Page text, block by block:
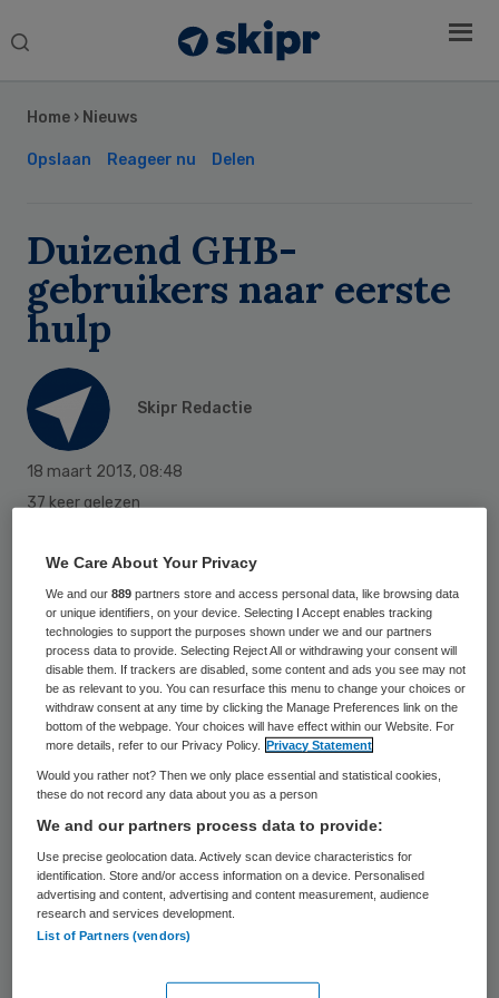
Search
Home › Nieuws
Opslaan Reageer nu Delen
Duizend GHB-
gebruikers naar eerste
hulp
Skipr Redactie
18 maart 2013, 08:48
37 keer gelezen
Ongeveer duizend mensen hebben zich in
2011 na gebruik van de drug GHB op de
spoedeisende hulp laten behandelen. Dat
aantal is ongeveer gelijk gebleven ten
opzichte van het jaar daarvoor, maar wel
meer dan een verdubbeling ten opzichte
van 2005. Dat blijkt uit maandag naar
buiten gebrachte cijfers van VeiligheidNL.
Als ook het aantal mensen wordt
meegenomen dat GHB heeft gebruikt uit
zelfbeschadiging, een zelfmoordpoging
1200 slachtoffers.
Sidebar
We Care About Your Privacy
We and our889 partners store and access personal data, like browsing data
or unique identifiers, on your device. Selecting I Accept enables tracking
technologies to support the purposes shown under we and our partners
process data to provide. Selecting Reject All or withdrawing your consent will
disable them. If trackers are disabled, some content and ads you see may not
be as relevant to you. You can resurface this menu to change your choices or
withdraw consent at any time by clicking the Manage Preferences link on the
bottom of the webpage. Your choices will have effect within our Website. For
more details, refer to our Privacy Policy.
Privacy Statement
Would you rather not? Then we only place essential and statistical cookies,
these do not record any data about you as a person
We and our partners process data to provide:
Use precise geolocation data. Actively scan device characteristics for
identification. Store and/or access information on a device. Personalised
advertising and content, advertising and content measurement, audience
research and services development.
List of Partners (vendors)